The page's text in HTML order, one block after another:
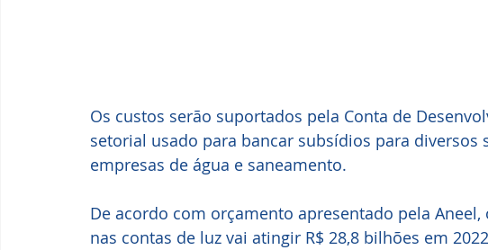
Os custos serão suportados pela Conta de
setorial usado para bancar subsídios para diversos
empresas de água e saneamento.
De acordo com orçamento apresentado pela
nas contas de luz vai atingir R$ 28,8 bilhões em